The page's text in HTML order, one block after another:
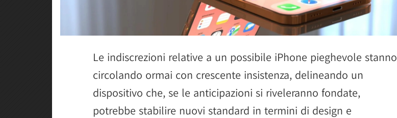
Le indiscrezioni relative a un possibile iPhone pieghevole stanno
circolando ormai con crescente insistenza, delineando un
dispositivo che, se le anticipazioni si riveleranno fondate,
potrebbe stabilire nuovi standard in termini di design e